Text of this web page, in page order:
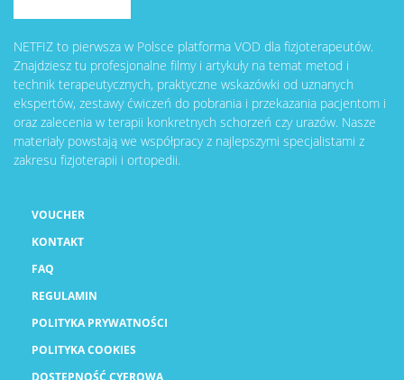
NETFIZ to pierwsza w Polsce platforma VOD dla fizjoterapeutów.
Znajdziesz tu profesjonalne filmy i artykuły na temat metod i
technik terapeutycznych, praktyczne wskazówki od uznanych
ekspertów, zestawy ćwiczeń do pobrania i przekazania pacjentom i
oraz zalecenia w terapii konkretnych schorzeń czy urazów. Nasze
materiały powstają we współpracy z najlepszymi specjalistami z
zakresu fizjoterapii i ortopedii.
VOUCHER
KONTAKT
FAQ
REGULAMIN
POLITYKA PRYWATNOŚCI
POLITYKA COOKIES